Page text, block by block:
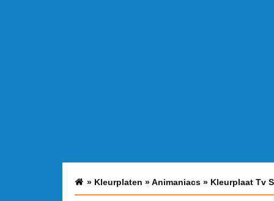
» Kleurplaten »Animaniacs » Kleurplaat Tv